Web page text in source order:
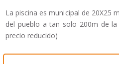
La piscina es municipal de 20X25
del pueblo a tan solo 200m de
precio reducido)